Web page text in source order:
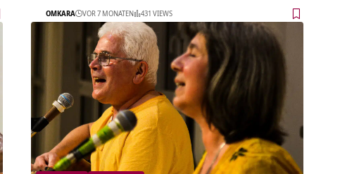
OMKARA VOR 7 MONATEN 431 VIEWS